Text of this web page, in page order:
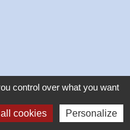
control over what you want
cookies Personalize